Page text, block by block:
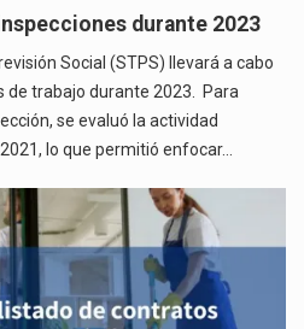
durante 2023
Social (STPS) llevará a cabo
de trabajo durante 2023. Para
se evaluó la actividad
lo que permitió enfocar…